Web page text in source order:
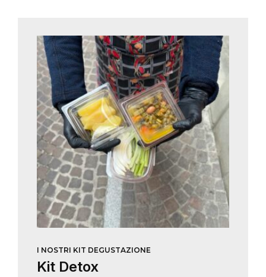
I NOSTRI KIT DEGUSTAZIONE
Kit Detox